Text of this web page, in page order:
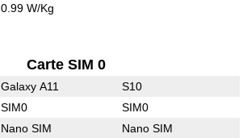
0.99 W/Kg
Carte SIM 0
Galaxy A11 S10
SIM0 SIM0
Nano SIM Nano SIM